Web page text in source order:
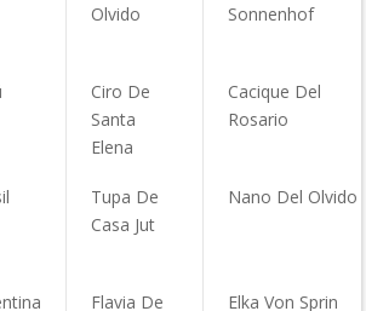
Olvido
Sonnenhof
Ciro De
Santa
Elena
Cacique Del
Rosario
Tupa De
Casa Jut
Nano Del Olvido
Flavia De
Elka Von Sprin